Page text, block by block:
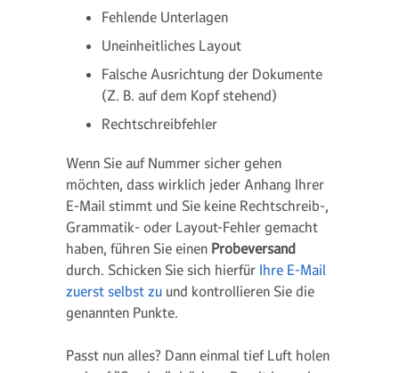
Fehlende Unterlagen
Uneinheitliches Layout
Falsche Ausrichtung der Dokumente
(Z. B. auf dem Kopf stehend)
Rechtschreibfehler
Wenn Sie auf Nummer sicher gehen
möchten, dass wirklich jeder Anhang Ihrer
E-Mail stimmt und Sie keine Rechtschreib-,
Grammatik- oder Layout-Fehler gemacht
haben, führen Sie einen Probeversand
durch. Schicken Sie sich hierfür Ihre E-Mail
zuerst selbst zu und kontrollieren Sie die
genannten Punkte.
Passt nun alles? Dann einmal tief Luft holen